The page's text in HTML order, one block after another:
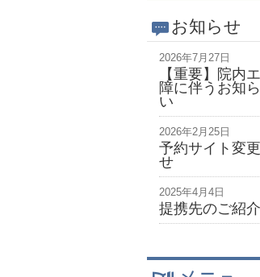
お知らせ
2026年7月27日
【重要】院内
障に伴うお知
い
2026年2月25日
予約サイト変
せ
2025年4月4日
提携先のご紹介